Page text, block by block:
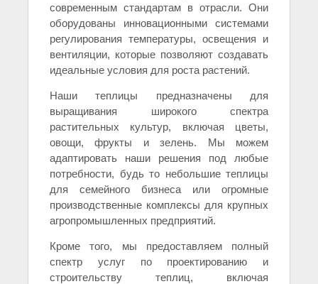
современным стандартам в отрасли. Они
оборудованы инновационными системами
регулирования температуры, освещения и
вентиляции, которые позволяют создавать
идеальные условия для роста растений.
Наши теплицы предназначены для
выращивания широкого спектра
растительных культур, включая цветы,
овощи, фрукты и зелень. Мы можем
адаптировать наши решения под любые
потребности, будь то небольшие теплицы
для семейного бизнеса или огромные
производственные комплексы для крупных
агропромышленных предприятий.
Кроме того, мы предоставляем полный
спектр услуг по проектированию и
строительству теплиц, включая